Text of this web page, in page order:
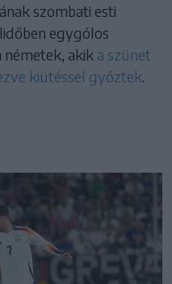
szombati esti
egygólos
németek, akik a szünet
kiütéssel győztek.